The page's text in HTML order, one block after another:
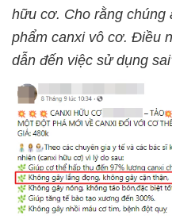
hữu cơ. Cho rằng chúng
phẩm canxi vô cơ. Điều
dẫn đến việc sử dụng